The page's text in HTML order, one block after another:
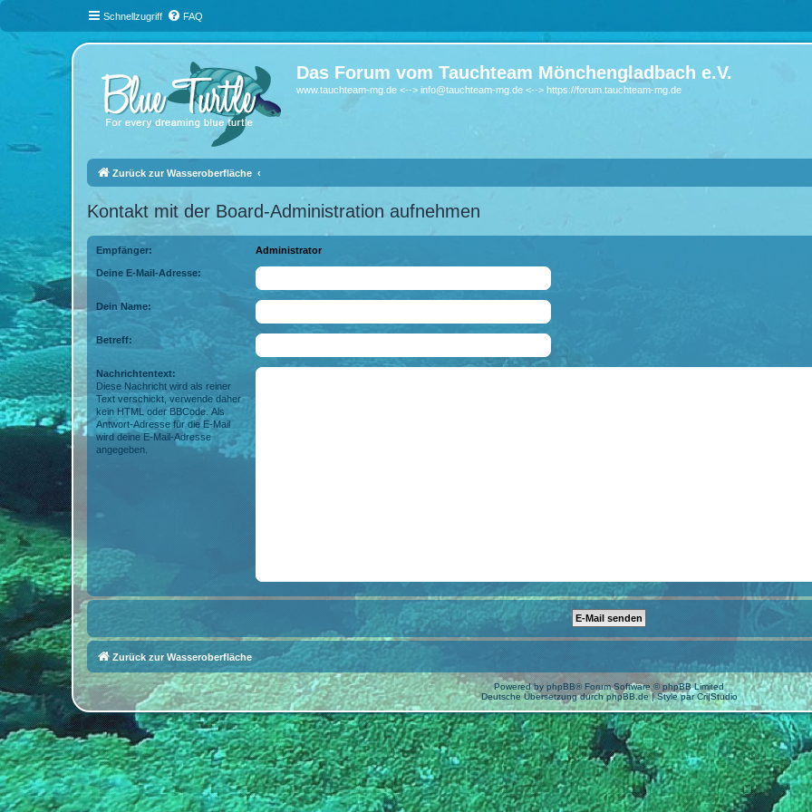
Schnellzugriff FAQ
Das Forum vom Tauchteam Mönchengladbach e.V.
www.tauchteam-mg.de <--> info@tauchteam-mg.de <--> https://forum.tauchteam-mg.de
Zurück zur Wasseroberfläche
Kontakt mit der Board-Administration aufnehmen
Empfänger: Administrator
Deine E-Mail-Adresse:
Dein Name:
Betreff:
Nachrichtentext:
Diese Nachricht wird als reiner
Text verschickt, verwende daher
kein HTML oder BBCode. Als
Antwort-Adresse für die E-Mail
wird deine E-Mail-Adresse
angegeben.
Zurück zur Wasseroberfläche
Powered by phpBB® Forum Software © phpBB Limited
Deutsche Übersetzung durchphpBB.de| Style parCri|Studio